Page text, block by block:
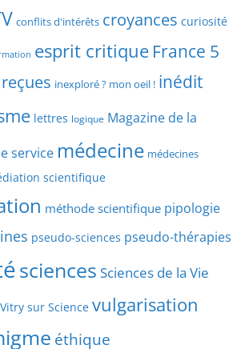
conflits d'intérêts croyances curiosité
esprit critique France 5
inexploré ? mon oeil ! inédit
lettres logique Magazine de la
service médecine médecines
scientifique
méthode scientifique pipologie
pseudo-sciences pseudo-thérapies
sciences Sciences de la Vie
Vitry sur Science vulgarisation
éthique